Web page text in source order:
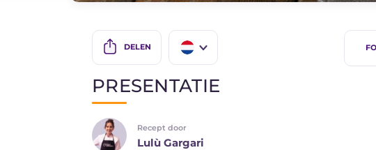
DELEN
PRESENTATIE
Recept door
Lulù Gargari